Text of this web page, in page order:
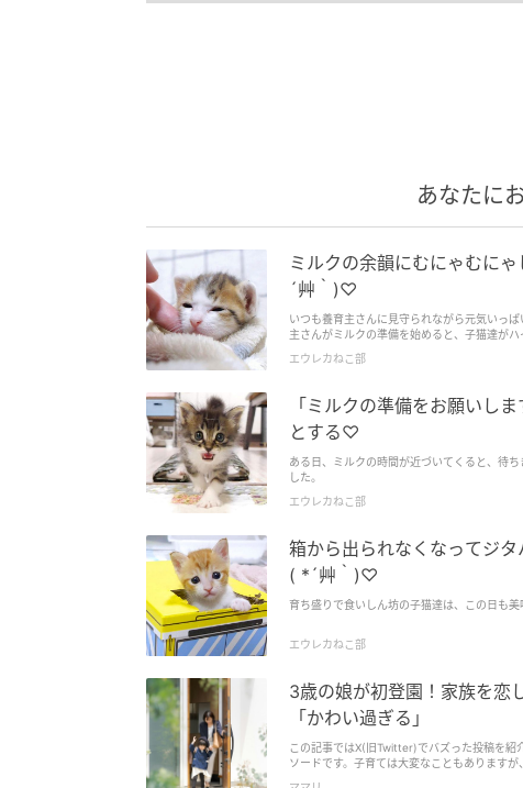
あなたに
ミルクの余韻にむにゃむに
´艸｀)♡
いつも養育主さんに見守られながら元気いっ
主さんがミルクの準備を始めると、子猫達が
エウレカねこ部
「ミルクの準備をお願いし
とする♡
ある日、ミルクの時間が近づいてくると、待
した。
エウレカねこ部
箱から出られなくなってジ
( *´艸｀)♡
育ち盛りで食いしん坊の子猫達は、この日も
エウレカねこ部
3歳の娘が初登園！家族を恋
「かわい過ぎる」
この記事ではX(旧Twitter)でバズった投稿を
ソードです。子育ては大変なこともあります